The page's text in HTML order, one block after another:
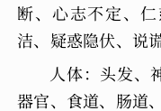
断、心志不定、
洁、疑惑隐伏、说谎
人体：头发、
器官、食道、肠道